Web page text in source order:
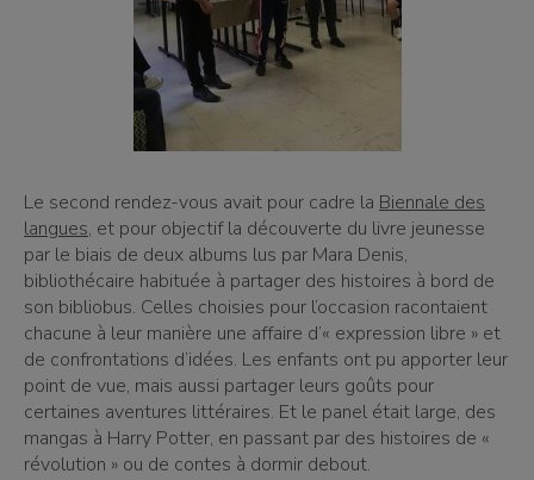
Le second rendez-vous avait pour cadre la Biennale des
langues, et pour objectif la découverte du livre jeunesse
par le biais de deux albums lus par Mara Denis,
bibliothécaire habituée à partager des histoires à bord de
son bibliobus. Celles choisies pour l’occasion racontaient
chacune à leur manière une affaire d’« expression libre » et
de confrontations d’idées. Les enfants ont pu apporter leur
point de vue, mais aussi partager leurs goûts pour
certaines aventures littéraires. Et le panel était large, des
mangas à Harry Potter, en passant par des histoires de «
révolution » ou de contes à dormir debout.